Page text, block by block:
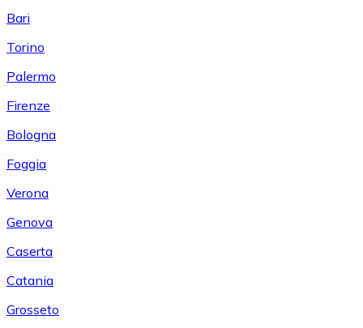
Bari
Torino
Palermo
Firenze
Bologna
Foggia
Verona
Genova
Caserta
Catania
Grosseto